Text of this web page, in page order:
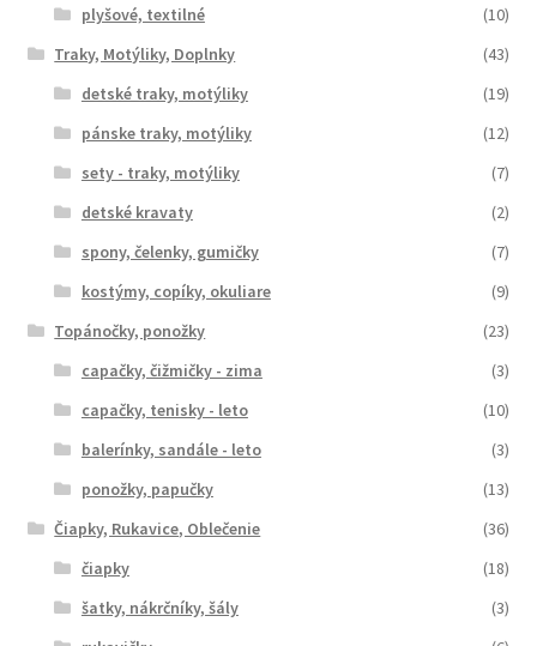
plyšové, textilné
(10)
Traky, Motýliky, Doplnky
(43)
detské traky, motýliky
(19)
pánske traky, motýliky
(12)
sety - traky, motýliky
(7)
detské kravaty
(2)
spony, čelenky, gumičky
(7)
kostýmy, copíky, okuliare
(9)
Topánočky, ponožky
(23)
capačky, čižmičky - zima
(3)
capačky, tenisky - leto
(10)
balerínky, sandále - leto
(3)
ponožky, papučky
(13)
Čiapky, Rukavice, Oblečenie
(36)
čiapky
(18)
šatky, nákrčníky, šály
(3)